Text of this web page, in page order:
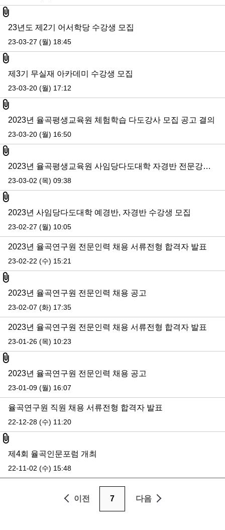
첨부파일
23년도 제2기 어서학당 수강생 모집
23-03-27 (월) 18:45
첨부파일
제3기 무실재 아카데미 수강생 모집
23-03-20 (월) 17:12
첨부파일
2023년 율곡평생교육원 체험학습 다도강사 모집 공고 결의
23-03-20 (월) 16:50
첨부파일
2023년 율곡평생교육원 사임당다도대학 자경반 전문강사 모집 공고-(3.9.수정)
23-03-02 (목) 09:38
첨부파일
2023년 사임당다도대학 예경반, 자경반 수강생 모집
23-02-27 (월) 10:05
2023년 율곡연구원 전문인력 채용 서류전형 합격자 발표
23-02-22 (수) 15:21
첨부파일
2023년 율곡연구원 전문인력 채용 공고
23-02-07 (화) 17:35
2023년 율곡연구원 전문인력 채용 서류전형 합격자 발표
23-01-26 (목) 10:23
첨부파일
2023년 율곡연구원 전문인력 채용 공고
23-01-09 (월) 16:07
율곡연구원 직원 채용 서류전형 합격자 발표
22-12-28 (수) 11:20
첨부파일
제4회 율곡인문포럼 개최
22-11-02 (수) 15:48
이전 7 다음